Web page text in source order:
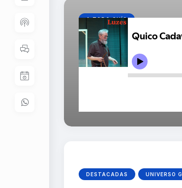
A TODO CHÍO
Quico Cadaval
alfabetización,
0 0
DESTACADAS UNIVERSO